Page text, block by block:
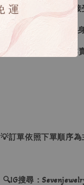
下單錯誤者，一律不接
▸下水過後的商品、貼
‼下單表示同意🫶🏻本
💡訂單依照下單順序為
🔍IG搜尋：